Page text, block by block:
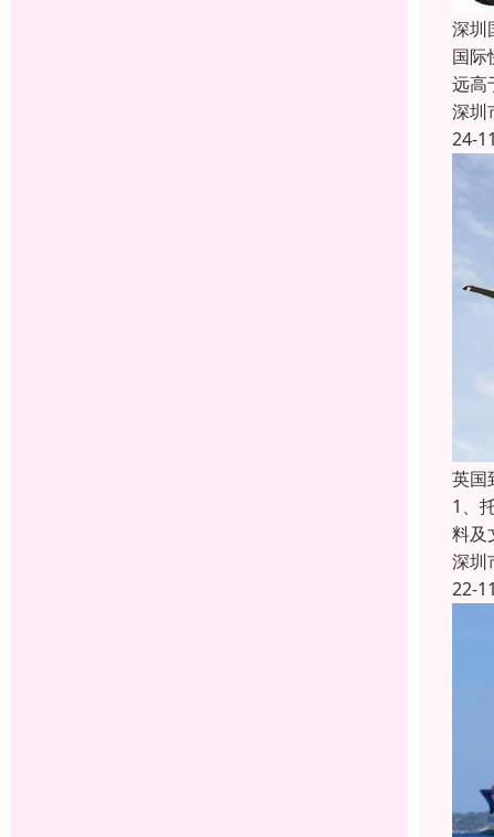
深圳
国际
远高
深圳
24-
英国
1、
料及
深圳
22-